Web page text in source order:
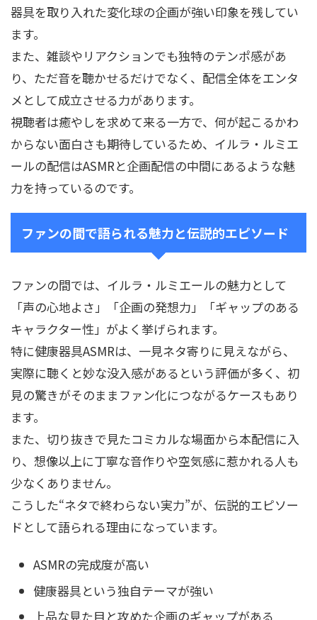
器具を取り入れた変化球の企画が強い印象を残してい
ます。
また、雑談やリアクションでも独特のテンポ感があ
り、ただ音を聴かせるだけでなく、配信全体をエンタ
メとして成立させる力があります。
視聴者は癒やしを求めて来る一方で、何が起こるかわ
からない面白さも期待しているため、イルラ・ルミエ
ールの配信はASMRと企画配信の中間にあるような魅
力を持っているのです。
ファンの間で語られる魅力と伝説的エピソード
ファンの間では、イルラ・ルミエールの魅力として
「声の心地よさ」「企画の発想力」「ギャップのある
キャラクター性」がよく挙げられます。
特に健康器具ASMRは、一見ネタ寄りに見えながら、
実際に聴くと妙な没入感があるという評価が多く、初
見の驚きがそのままファン化につながるケースもあり
ます。
また、切り抜きで見たコミカルな場面から本配信に入
り、想像以上に丁寧な音作りや空気感に惹かれる人も
少なくありません。
こうした“ネタで終わらない実力”が、伝説的エピソー
ドとして語られる理由になっています。
ASMRの完成度が高い
健康器具という独自テーマが強い
上品な見た目と攻めた企画のギャップがある